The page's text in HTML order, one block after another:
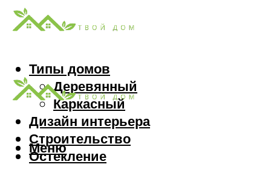
Типы домов
Деревянный
Каркасный
Дизайн интерьера
Строительство
Остекление
Меню